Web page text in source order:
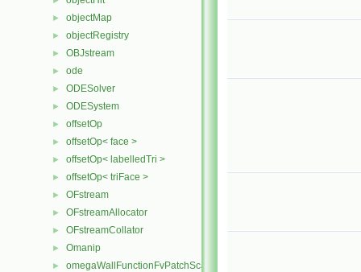
► objectMap
► objectRegistry
► OBJstream
► ode
► ODESolver
► ODESystem
► offsetOp
► offsetOp< face >
► offsetOp< labelledTri >
► offsetOp< triFace >
► OFstream
► OFstreamAllocator
► OFstreamCollator
► Omanip
► omegaWallFunctionFvPatchScalarField